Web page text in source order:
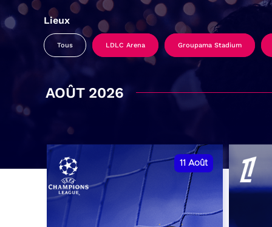
Lieux
Tous LDLC Arena Groupama Stadium
AOÛT 2026
11 Août